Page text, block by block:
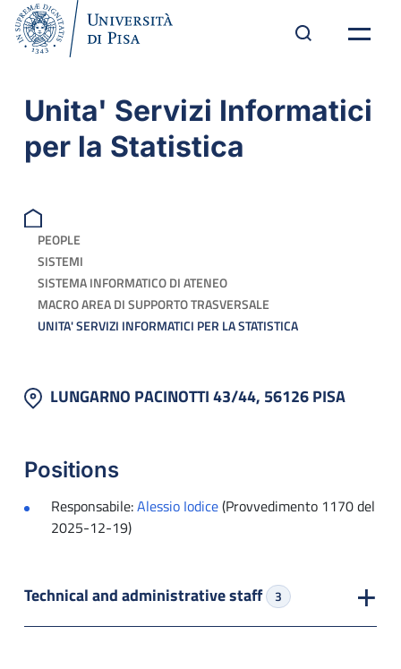
Unita' Servizi Informatici
per la Statistica
PEOPLE
SISTEMI
SISTEMA INFORMATICO DI ATENEO
MACRO AREA DI SUPPORTO TRASVERSALE
UNITA' SERVIZI INFORMATICI PER LA STATISTICA
LUNGARNO PACINOTTI 43/44, 56126 PISA
Positions
Responsabile:Alessio Iodice(Provvedimento 1170 del
2025-12-19)
Technical and administrative staff 3